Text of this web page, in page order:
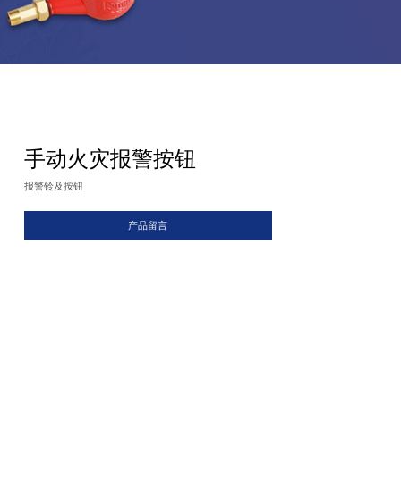
手动火灾报警按钮
报警铃及按钮
产品留言